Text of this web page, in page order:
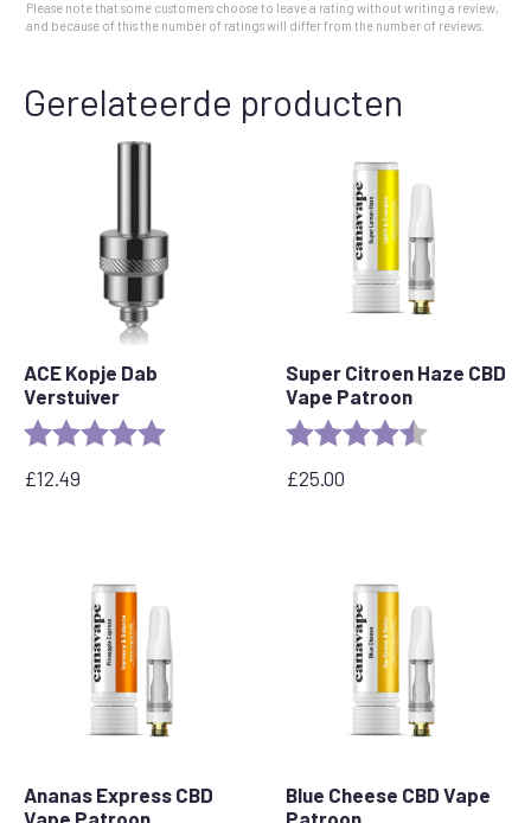
Please note that some customers choose to leave a rating without writing a review,
and because of this the number of ratings will differ from the number of reviews.
Gerelateerde producten
ACE Kopje Dab
Verstuiver
Rating: 5.0 out of 5 stars
£12.49
Super Citroen Haze CBD
Vape Patroon
Rating: 4.6 out of 5
£25.00
Ananas Express CBD
Vape Patroon
Blue Cheese CBD Vape
Patroon